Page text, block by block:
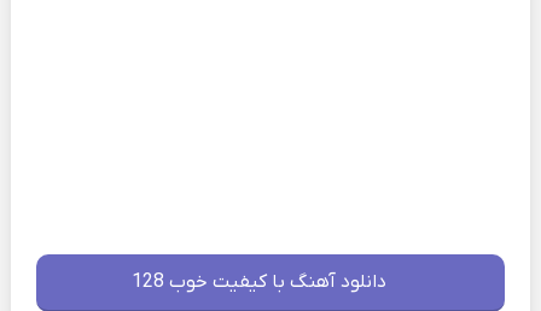
دانلود آهنگ با کیفیت خوب 128